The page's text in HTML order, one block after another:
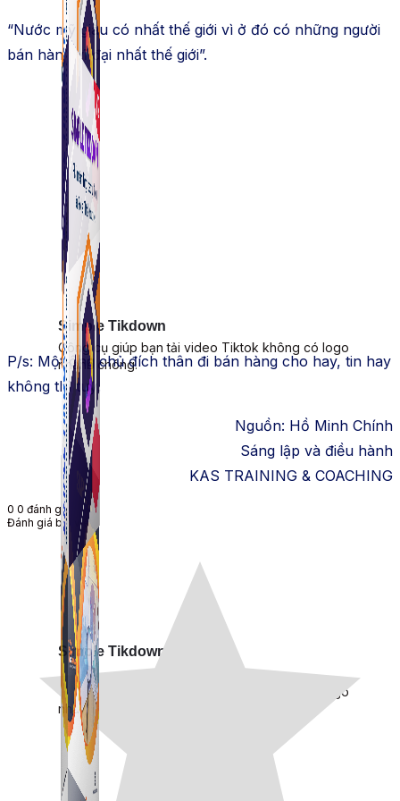
Simple Tikdown
Công cụ giúp bạn tải video Tiktok không có logo
nhanh chóng.
Simple Tikdown
Công cụ giúp bạn tải video Tiktok không có logo
nhanh chóng.
“Nước mỹ giàu có nhất thế giới vì ở đó có những người
bán hàng vĩ đại nhất thế giới”.
P/s: Một ông chủ đích thân đi bán hàng cho hay, tin hay
không thì tuỳ.
Nguồn: Hồ Minh Chính
Sáng lập và điều hành
KAS TRAINING & COACHING
0 0 đánh giá
Đánh giá bài viết